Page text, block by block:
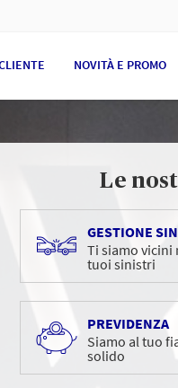
NOVITÀ E PROMO
Le
GESTIONE
Ti siamo vicini
tuoi sinistri
PREVIDENZA
Siamo al tuo
solido